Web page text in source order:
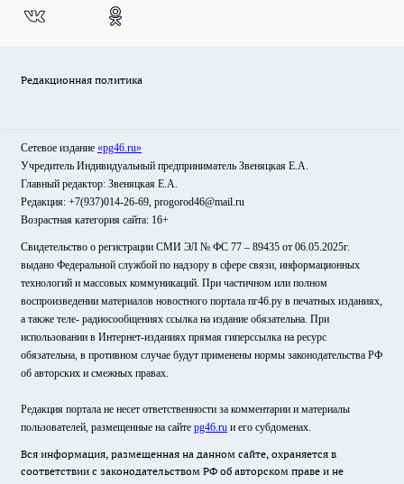
Редакционная политика
Сетевое издание «pg46.ru»
Учредитель Индивидуальный предприниматель Звеняцкая Е.А.
Главный редактор: Звеняцкая Е.А.
Редакция: +7(937)014-26-69, progorod46@mail.ru
Возрастная категория сайта: 16+
Свидетельство о регистрации СМИ ЭЛ № ФС 77 – 89435 от 06.05.2025г.
выдано Федеральной службой по надзору в сфере связи, информационных
технологий и массовых коммуникаций. При частичном или полном
воспроизведении материалов новостного портала пг46.ру в печатных изданиях,
а также теле- радиосообщениях ссылка на издание обязательна. При
использовании в Интернет-изданиях прямая гиперссылка на ресурс
обязательна, в противном случае будут применены нормы законодательства РФ
об авторских и смежных правах.
Редакция портала не несет ответственности за комментарии и материалы
пользователей, размещенные на сайте pg46.ru и его субдоменах.
Вся информация, размещенная на данном сайте, охраняется в
соответствии с законодательством РФ об авторском праве и не